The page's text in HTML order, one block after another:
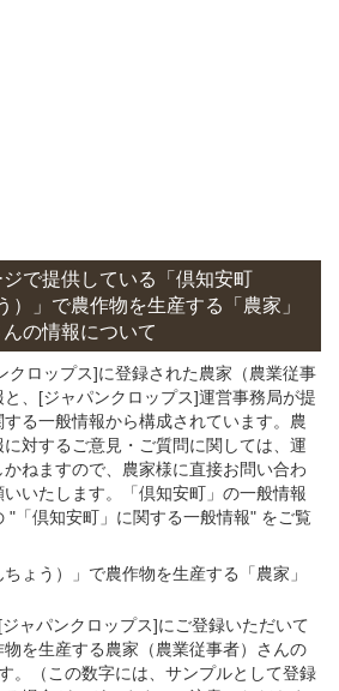
で提供している
「倶知安町
）」 で農作物を生産する
「農家」
んの情報について
クロップス]に登録された農家（農業従事
、[ジャパンクロップス]運営事務局が提
る一般情報から構成されています。農
対するご意見・ご質問に関しては、運
ねますので、農家様に直接お問い合わ
いたします。「倶知安町」の一般情報
"「倶知安町」に関する一般情報" をご覧
ょう）」 で農作物を生産する
「農家」
ャパンクロップス]にご登録いただいて
を生産する農家（農業従事者）さんの
。（この数字には、サンプルとして登録